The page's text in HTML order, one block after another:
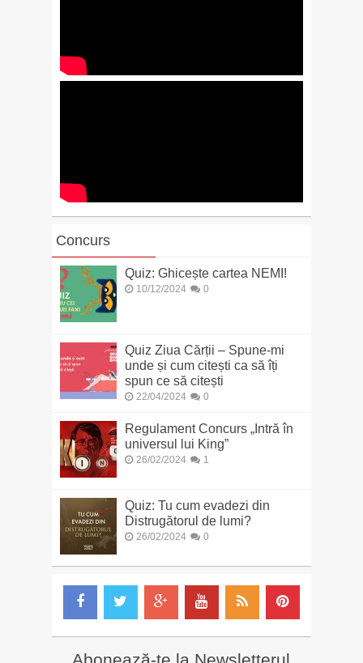
Concurs
Quiz: Ghicește cartea NEMI!
10/12/2024 0
Quiz Ziua Cărții – Spune-mi
unde și cum citești ca să îți
spun ce să citești
22/04/2024 0
Regulament Concurs „Intră în
universul lui King”
26/02/2024 1
Quiz: Tu cum evadezi din
Distrugătorul de lumi?
26/02/2024 0